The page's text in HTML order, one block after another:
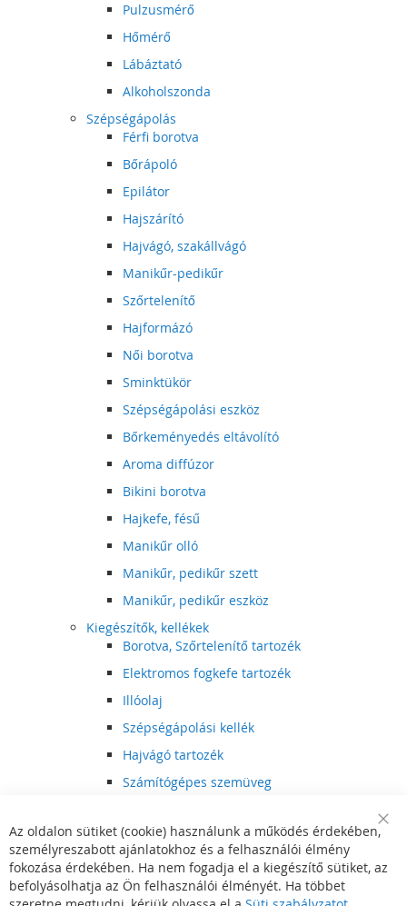
Pulzusmérő
Hőmérő
Lábáztató
Alkoholszonda
Szépségápolás
Férfi borotva
Bőrápoló
Epilátor
Hajszárító
Hajvágó, szakállvágó
Manikűr-pedikűr
Szőrtelenítő
Hajformázó
Női borotva
Sminktükör
Szépségápolási eszköz
Bőrkeményedés eltávolító
Aroma diffúzor
Bikini borotva
Hajkefe, fésű
Manikűr olló
Manikűr, pedikűr szett
Manikűr, pedikűr eszköz
Kiegészítők, kellékek
Borotva, Szőrtelenítő tartozék
Elektromos fogkefe tartozék
Illóolaj
Szépségápolási kellék
Hajvágó tartozék
Számítógépes szemüveg
Hajvágó kiegészítő
Szórakoztató elektronika
Multimédia
DVD, BluRay lejátszó
Bar
Az oldalon sütiket (cookie) használunk a működés érdekében,
személyreszabott ajánlatokhoz és a felhasználói élmény
fokozása érdekében. Ha nem fogadja el a kiegészítő sütiket, az
befolyásolhatja az Ön felhasználói élményét. Ha többet